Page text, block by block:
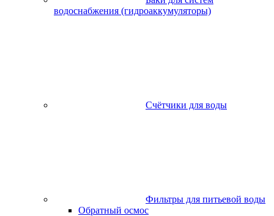
водоснабжения (гидроаккумуляторы)
Счётчики для воды
Фильтры для питьевой воды
Обратный осмос